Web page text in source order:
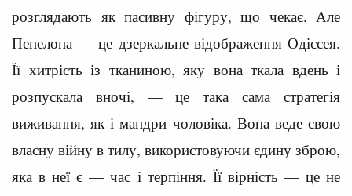
розглядають як пасивну фігуру, що чекає. Але
Пенелопа — це дзеркальне відображення Одіссея.
Її хитрість із тканиною, яку вона ткала вдень і
розпускала вночі, — це така сама стратегія
виживання, як і мандри чоловіка. Вона веде свою
власну війну в тилу, використовуючи єдину зброю,
яка в неї є — час і терпіння. Її вірність — це не